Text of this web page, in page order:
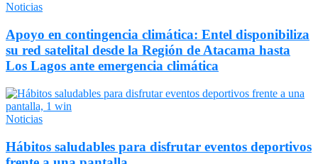
Noticias
Apoyo en contingencia climática: Entel disponibiliza
su red satelital desde la Región de Atacama hasta
Los Lagos ante emergencia climática
Noticias
Hábitos saludables para disfrutar eventos deportivos